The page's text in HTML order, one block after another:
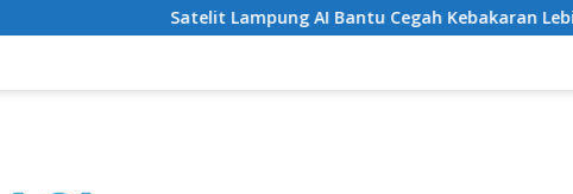
Satelit Lampung AI Bantu Cegah Kebakaran Lebih Cepat